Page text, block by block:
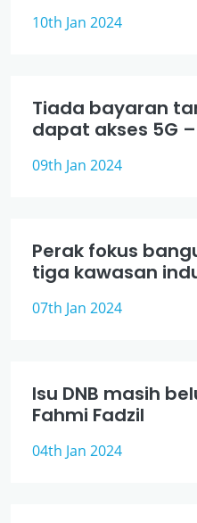
10th Jan 2024
Tiada bayaran
dapat akses 5G
09th Jan 2024
Perak fokus
tiga kawasan
07th Jan 2024
Isu DNB masih
Fahmi Fadzil
04th Jan 2024